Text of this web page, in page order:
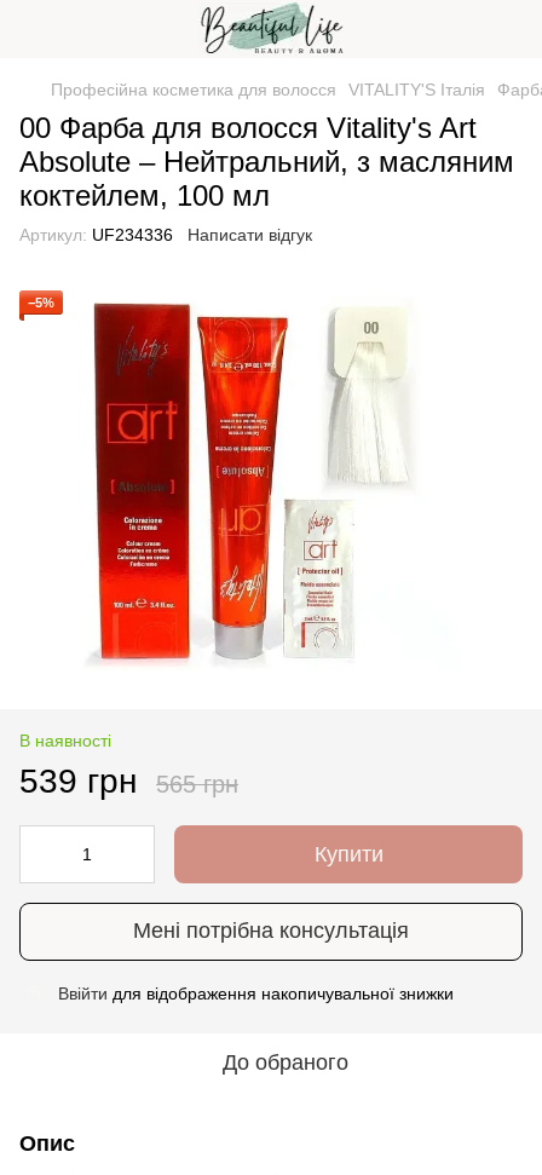
Професійна косметика для волосся VITALITY'S Італія
00 Фарба для волосся Vitality's Art
Absolute – Нейтральний, з масляним
коктейлем, 100 мл
Артикул: UF234336 Написати відгук
−5%
В наявності
539 грн 565 грн
Купити
Мені потрібна консультація
Ввійти для відображення накопичувальної знижки
До обраного
Опис